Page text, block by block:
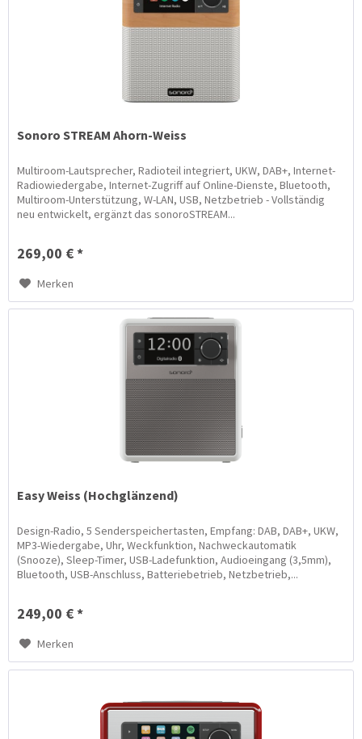
Sonoro STREAM Ahorn-Weiss
Multiroom-Lautsprecher, Radioteil integriert, UKW, DAB+, Internet-
Radiowiedergabe, Internet-Zugriff auf Online-Dienste, Bluetooth,
Multiroom-Unterstützung, W-LAN, USB, Netzbetrieb - Vollständig
neu entwickelt, ergänzt das sonoroSTREAM...
269,00 € *
Merken
Easy Weiss (Hochglänzend)
Design-Radio, 5 Senderspeichertasten, Empfang: DAB, DAB+, UKW,
MP3-Wiedergabe, Uhr, Weckfunktion, Nachweckautomatik
(Snooze), Sleep-Timer, USB-Ladefunktion, Audioeingang (3,5mm),
Bluetooth, USB-Anschluss, Batteriebetrieb, Netzbetrieb,...
249,00 € *
Merken